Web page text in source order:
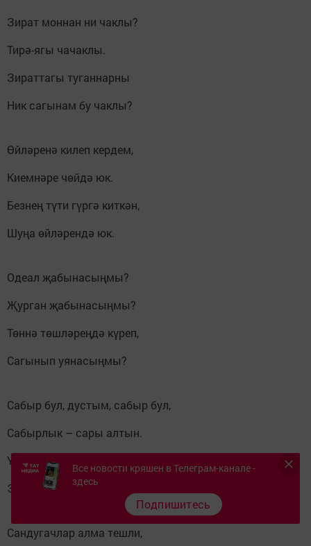
Зират моннан ни чаклы?
Тирә-ягы чачаклы.
Зираттагы туганнарны
Ник сагынам бу чаклы?
Өйләренә килеп кердем,
Киемнәре чөйдә юк.
Безнең түти гүргә киткән,
Шуңа өйләрендә юк.
Одеал җабынасыңмы?
Җурган җабынасыңмы?
Төннә төшләреңдә күреп,
Сагынып уянасыңмы?
Сабыр бул, дустым, сабыр бул,
Сабырлык – сары алтын.
Үзем сабыр булалмадым,
Эчләрем тулы ялкын.
Сандугачлар алма тешли,
Все новости кряшен в Телеграм-канале -
здесь
Подпишитесь